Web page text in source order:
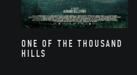
ONE OF THE THOUSAND
HILLS